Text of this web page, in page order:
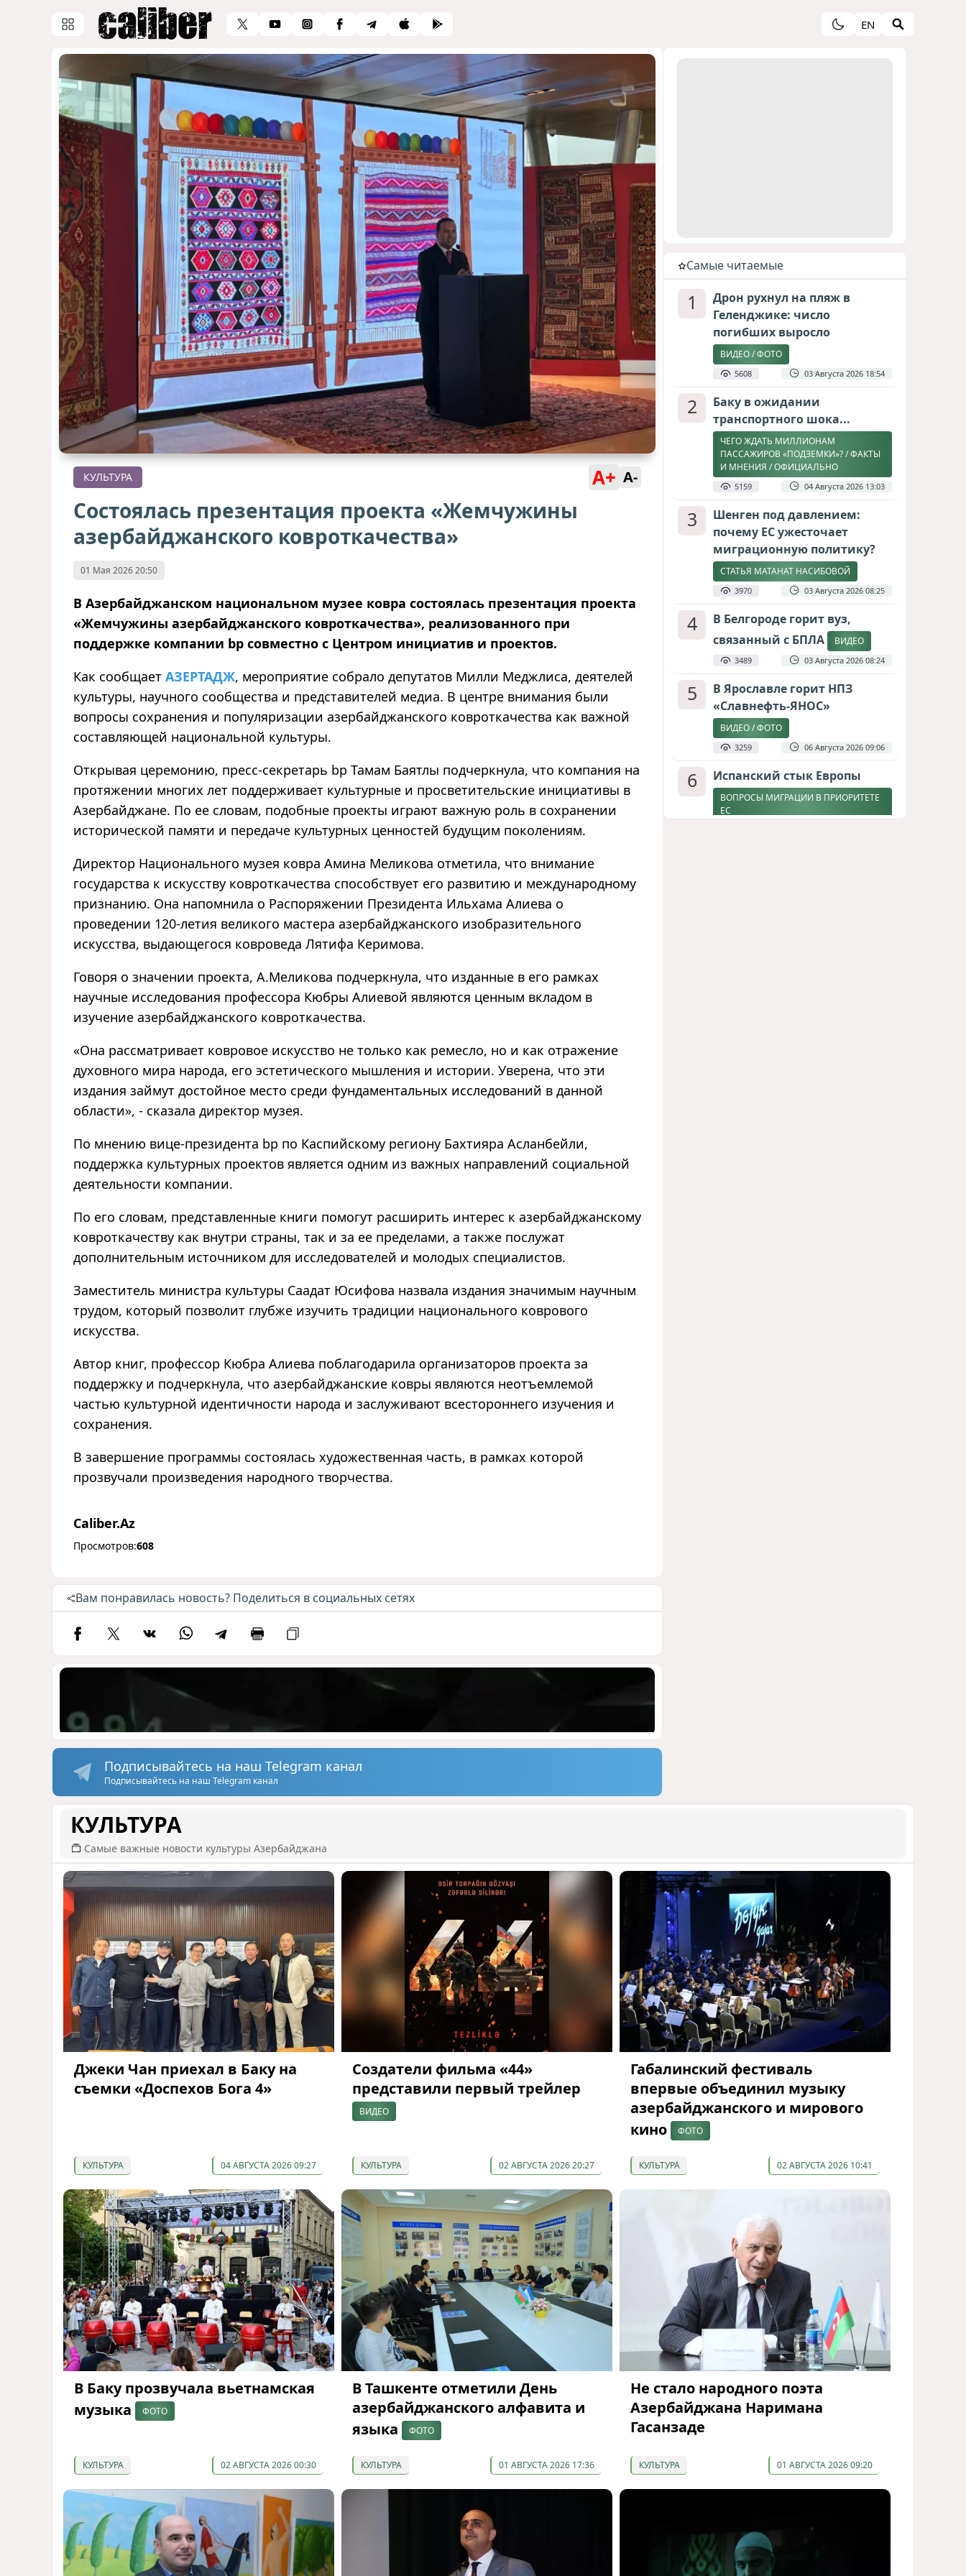
EN
КУЛЬТУРА A+ A-
Состоялась презентация проекта «Жемчужины
азербайджанского ковроткачества»
01 Мая 2026 20:50
В Азербайджанском национальном музее ковра состоялась презентация проекта
«Жемчужины азербайджанского ковроткачества», реализованного при
поддержке компании bp совместно с Центром инициатив и проектов.
Как сообщает АЗЕРТАДЖ, мероприятие собрало депутатов Милли Меджлиса, деятелей
культуры, научного сообщества и представителей медиа. В центре внимания были
вопросы сохранения и популяризации азербайджанского ковроткачества как важной
составляющей национальной культуры.
Открывая церемонию, пресс-секретарь bp Тамам Баятлы подчеркнула, что компания на
протяжении многих лет поддерживает культурные и просветительские инициативы в
Азербайджане. По ее словам, подобные проекты играют важную роль в сохранении
исторической памяти и передаче культурных ценностей будущим поколениям.
Директор Национального музея ковра Амина Меликова отметила, что внимание
государства к искусству ковроткачества способствует его развитию и международному
признанию. Она напомнила о Распоряжении Президента Ильхама Алиева о
проведении 120-летия великого мастера азербайджанского изобразительного
искусства, выдающегося ковроведа Лятифа Керимова.
Говоря о значении проекта, А.Меликова подчеркнула, что изданные в его рамках
научные исследования профессора Кюбры Алиевой являются ценным вкладом в
изучение азербайджанского ковроткачества.
«Она рассматривает ковровое искусство не только как ремесло, но и как отражение
духовного мира народа, его эстетического мышления и истории. Уверена, что эти
издания займут достойное место среди фундаментальных исследований в данной
области», - сказала директор музея.
По мнению вице-президента bp по Каспийскому региону Бахтияра Асланбейли,
поддержка культурных проектов является одним из важных направлений социальной
деятельности компании.
По его словам, представленные книги помогут расширить интерес к азербайджанскому
ковроткачеству как внутри страны, так и за ее пределами, а также послужат
дополнительным источником для исследователей и молодых специалистов.
Заместитель министра культуры Саадат Юсифова назвала издания значимым научным
трудом, который позволит глубже изучить традиции национального коврового
искусства.
Автор книг, профессор Кюбра Алиева поблагодарила организаторов проекта за
поддержку и подчеркнула, что азербайджанские ковры являются неотъемлемой
частью культурной идентичности народа и заслуживают всестороннего изучения и
сохранения.
В завершение программы состоялась художественная часть, в рамках которой
прозвучали произведения народного творчества.
Caliber.Az
Просмотров:608
Вам понравилась новость? Поделиться в социальных сетях
Подписывайтесь на наш Telegram канал
Подписывайтесь на наш Telegram канал
Cамые читаемые
1
Дрон рухнул на пляж в
Геленджике: число
погибших выросло
ВИДЕО / ФОТО
5608 03 Августа 2026 18:54
2
Баку в ожидании
транспортного шока...
ЧЕГО ЖДАТЬ МИЛЛИОНАМ
ПАССАЖИРОВ «ПОДЗЕМКИ»? / ФАКТЫ
И МНЕНИЯ / ОФИЦИАЛЬНО
5159 04 Августа 2026 13:03
3
Шенген под давлением:
почему ЕС ужесточает
миграционную политику?
СТАТЬЯ МАТАНАТ НАСИБОВОЙ
3970 03 Августа 2026 08:25
4
В Белгороде горит вуз,
связанный с БПЛА
ВИДЕО
3489 03 Августа 2026 08:24
5
В Ярославле горит НПЗ
«Славнефть-ЯНОС»
ВИДЕО / ФОТО
3259 06 Августа 2026 09:06
6 Испанский стык Европы
ВОПРОСЫ МИГРАЦИИ В ПРИОРИТЕТЕ
ЕС
КУЛЬТУРА
Самые важные новости культуры Азербайджана
Джеки Чан приехал в Баку на
съемки «Доспехов Бога 4»
КУЛЬТУРА 04 АВГУСТА 2026 09:27
Создатели фильма «44»
представили первый трейлер
ВИДЕО
КУЛЬТУРА 02 АВГУСТА 2026 20:27
Габалинский фестиваль
впервые объединил музыку
азербайджанского и мирового
кино
ФОТО
КУЛЬТУРА 02 АВГУСТА 2026 10:41
В Баку прозвучала вьетнамская
музыка
ФОТО
КУЛЬТУРА 02 АВГУСТА 2026 00:30
В Ташкенте отметили День
азербайджанского алфавита и
языка
ФОТО
КУЛЬТУРА 01 АВГУСТА 2026 17:36
Не стало народного поэта
Азербайджана Наримана
Гасанзаде
КУЛЬТУРА 01 АВГУСТА 2026 09:20